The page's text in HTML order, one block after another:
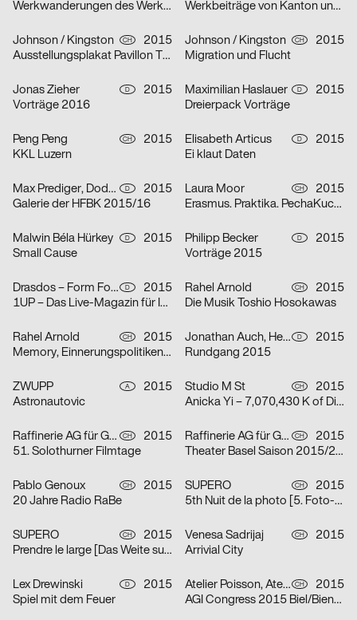
Werkwanderungen des Werkbundes Zentralschweiz
Werkbeiträge von Kanton und Stadt Luzern
Johnson / Kingston CH
2015
Ausstellungsplakat Pavillon Tribschenhorn am Kunsthoch Luzern
Johnson / Kingston CH
2015
Migration und Flucht
Jonas Zieher D
2015
Vorträge 2016
Maximilian Haslauer D
2015
Dreierpack Vorträge
Peng Peng CH
2015
KKL Luzern
Elisabeth Articus D
2015
Ei klaut Daten
Max Prediger, Dodo Voelkel D
2015
Galerie der HFBK 2015/16
Laura Moor CH
2015
Erasmus. Praktika. PechaKucha.
Malwin Béla Hürkey D
2015
Small Cause
Philipp Becker D
2015
Vorträge 2015
Drasdos – Form Follows Us D
2015
1UP – Das Live-Magazin für Ideen
Rahel Arnold CH
2015
Die Musik Toshio Hosokawas
Rahel Arnold CH
2015
Memory, Einnerungspolitiken in den Künsten
Jonathan Auch, Henger Timm, Steffen Knöll, Kormann Raffael, Fabian Krauss D
2015
Rundgang 2015
ZWUPP A
2015
Astronautovic
Studio M St CH
2015
Anicka Yi – 7,070,430 K of Digital Spit
Raffinerie AG für Gestaltung CH
2015
51. Solothurner Filmtage
Raffinerie AG für Gestaltung, Jason Evans CH
2015
Theater Basel Saison 2015/2016
Pablo Genoux CH
2015
20 Jahre Radio RaBe
SUPERO CH
2015
5th Nuit de la photo [5. Foto-Nacht]
SUPERO CH
2015
Prendre le large [Das Weite suchen]
Venesa Sadrijaj CH
2015
Arrivial City
Lex Drewinski D
2015
Spiel mit dem Feuer
Atelier Poisson, Atelier Flavia Cocchi CH
2015
AGI Congress 2015 Biel/Bienne